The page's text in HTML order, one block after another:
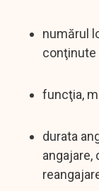
numărul
funcţia,
durata
angajare,